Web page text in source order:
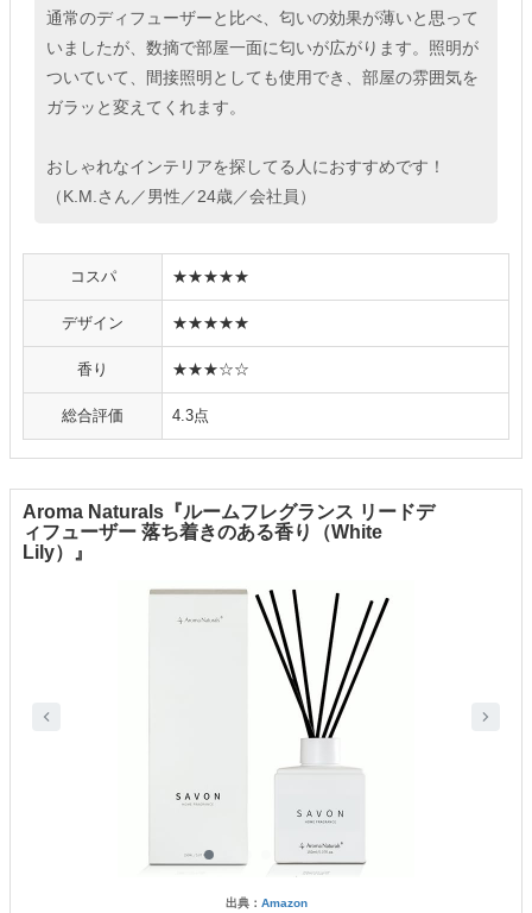
通常のディフューザーと比べ、匂いの効果が薄いと思って
いましたが、数摘で部屋一面に匂いが広がります。照明が
ついていて、間接照明としても使用でき、部屋の雰囲気を
ガラッと変えてくれます。
おしゃれなインテリアを探してる人におすすめです！
（K.M.さん／男性／24歳／会社員）
コスパ ★★★★★
デザイン ★★★★★
香り ★★★☆☆
総合評価 4.3点
Aroma Naturals『ルームフレグランス リードデ
ィフューザー 落ち着きのある香り（White
Lily）』
出典： Amazon